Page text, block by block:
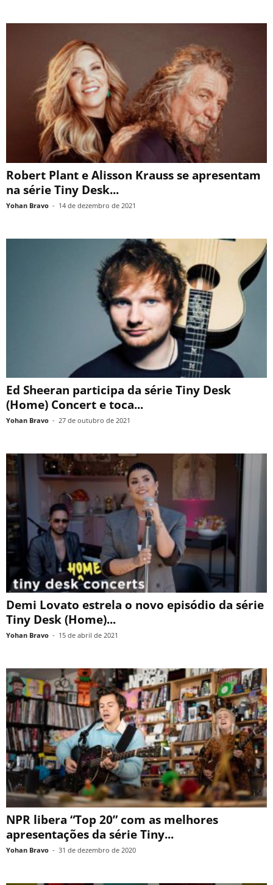
Robert Plant e Alisson Krauss se apresentam
na série Tiny Desk...
Yohan Bravo - 14 de dezembro de 2021
Ed Sheeran participa da série Tiny Desk
(Home) Concert e toca...
Yohan Bravo - 27 de outubro de 2021
Demi Lovato estrela o novo episódio da série
Tiny Desk (Home)...
Yohan Bravo - 15 de abril de 2021
NPR libera “Top 20” com as melhores
apresentações da série Tiny...
Yohan Bravo - 31 de dezembro de 2020